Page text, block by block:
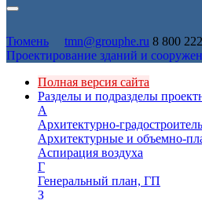
Тюмень tmn@grouphe.ru 8 800
Проектирование зданий и
Полная версия сайта
Разделы и подразделы
А
Архитектурно-
Архитектурные и объемно-
Аспирация воздуха
Г
Генеральный план, ГП
З